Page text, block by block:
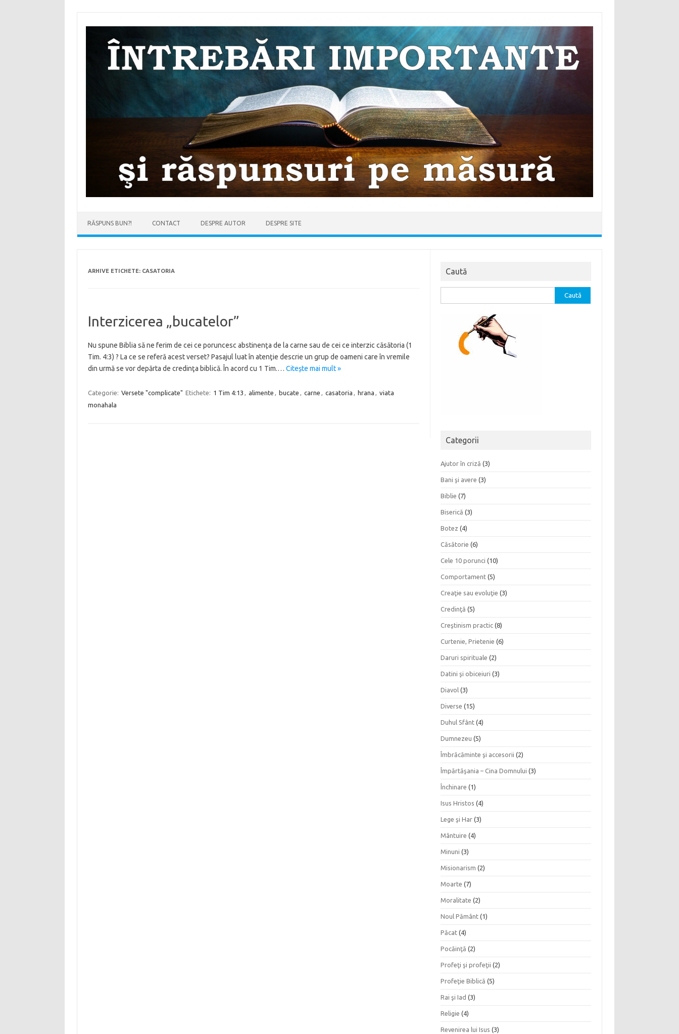
RĂSPUNS BUN?! CONTACT DESPRE AUTOR DESPRE SITE
ARHIVE ETICHETE: CASATORIA
Interzicerea „bucatelor”
Nu spune Biblia să ne ferim de cei ce poruncesc abstinenţa de la carne sau de cei ce interzic căsătoria (1
Tim. 4:3) ? La ce se referă acest verset? Pasajul luat în atenţie descrie un grup de oameni care în vremile
din urmă se vor depărta de credinţa biblică. În acord cu 1 Tim.… Citește mai mult »
Categorie: Versete "complicate" Etichete: 1 Tim 4:13 , alimente , bucate , carne , casatoria , hrana , viata
monahala
Caută
după:
Categorii
Ajutor în criză (3)
Bani şi avere (3)
Biblie (7)
Biserică (3)
Botez (4)
Căsătorie (6)
Cele 10 porunci (10)
Comportament (5)
Creaţie sau evoluţie (3)
Credinţă (5)
Creştinism practic (8)
Curtenie, Prietenie (6)
Daruri spirituale (2)
Datini şi obiceiuri (3)
Diavol (3)
Diverse (15)
Duhul Sfânt (4)
Dumnezeu (5)
Îmbrăcăminte şi accesorii (2)
Împărtăşania – Cina Domnului (3)
Închinare (1)
Isus Hristos (4)
Lege şi Har (3)
Mântuire (4)
Minuni (3)
Misionarism (2)
Moarte (7)
Moralitate (2)
Noul Pământ (1)
Păcat (4)
Pocăinţă (2)
Profeţi şi profeţii (2)
Profeţie Biblică (5)
Rai şi Iad (3)
Religie (4)
Revenirea lui Isus (3)